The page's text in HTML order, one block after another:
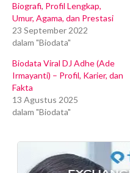
Biografi, Profil Lengkap,
Umur, Agama, dan Prestasi
23 September 2022
dalam "Biodata"
Biodata Viral DJ Adhe (Ade
Irmayanti) – Profil, Karier, dan
Fakta
13 Agustus 2025
dalam "Biodata"